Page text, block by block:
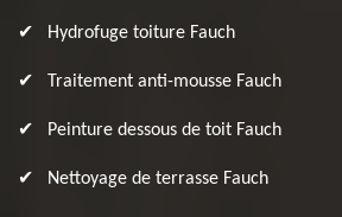
Hydrofuge toiture Fauch
Traitement anti-mousse Fauch
Peinture dessous de toit Fauch
Nettoyage de terrasse Fauch